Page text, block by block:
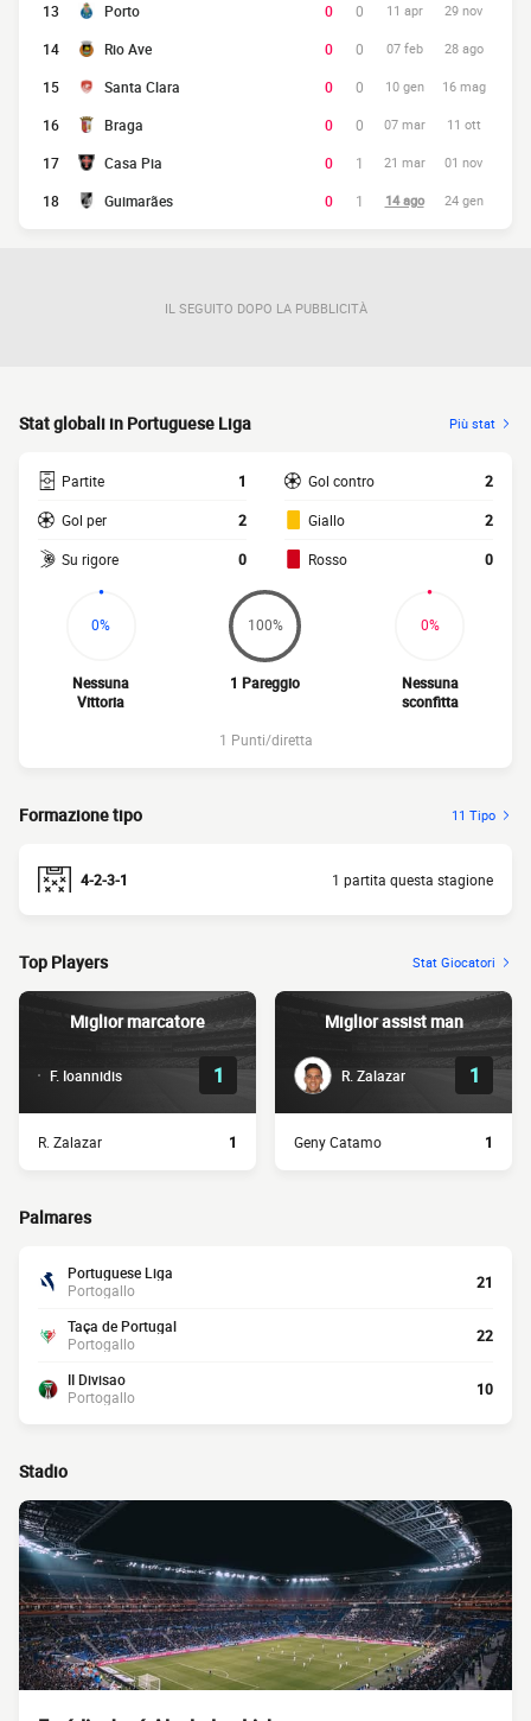
13 Porto 0 0 11 apr 29 nov
14 Rio Ave 0 0 07 feb 28 ago
15 Santa Clara 0 0 10 gen 16 mag
16 Braga 0 0 07 mar 11 ott
17 Casa Pia 0 1 21 mar 01 nov
18 Guimarães 0 1 14 ago 24 gen
IL SEGUITO DOPO LA PUBBLICITÀ
Stat globali in Portuguese Liga Più stat
Partite 1
Gol per 2
Su rigore 0
Gol contro 2
Giallo 2
Rosso 0
0%
Nessuna
Vittoria
100%
1 Pareggio
0%
Nessuna
sconfitta
1 Punti/diretta
Formazione tipo 11 Tipo
4-2-3-1 1 partita questa stagione
Top Players Stat Giocatori
Miglior marcatore
F. Ioannidis 1
R. Zalazar 1
Miglior assist man
R. Zalazar 1
Geny Catamo 1
Palmares
Portuguese Liga
Portogallo
21
Taça de Portugal
Portogallo
22
II Divisao
Portogallo
10
Stadio